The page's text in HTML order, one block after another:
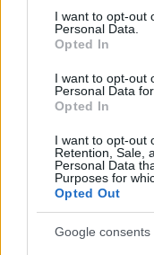
consent section.
I want to opt-out
Personal Data.
Opted In
I want to opt-out
Personal Data
Opted In
I want to opt-out
Retention, Sale,
Personal Data
Purposes for
Opted Out
Google consents